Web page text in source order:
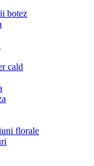
botez
cald
florale